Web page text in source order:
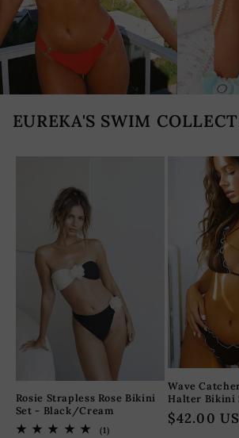
EUREKA'S SWIM
Rosie Strapless Rose Bikini
Set - Black/Cream
(1)1
Wave
Halter Bikini
Κανονική
$42.00